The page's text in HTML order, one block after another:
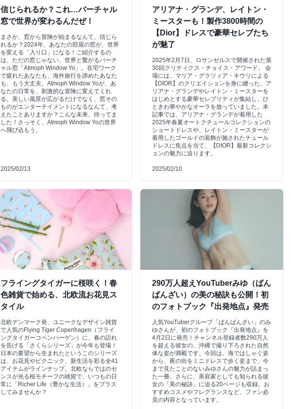
信じられるか？これ…バーチャル
窓で世界が変わるんだぜ！
まさか、窓から冒険が始まるなんて、信じら
れるか？2024年、あなたの部屋の窓が、世界
を変える「入り口」になる！ご紹介するの
は、ただの窓じゃない、世界と繋がるバーチ
ャル窓「Atmoph Window Yo」。在宅ワーク
で疲れたあなたも、海外旅行を諦めたあなた
も、もう大丈夫。Atmoph Window Yoが、あ
なたの日常を、刺激的な冒険に変えてくれ
る。美しい風景が広がるだけでなく、窓その
ものがエンターテイメントになるなんて、考
えたことありますか？こんな未来、待ってま
した！さっそく、Atmoph Window Yoの世界
へ飛び込もう。
2025/02/13
アリアナ・グランデ、レイトン・
ミースターも！製作3800時間の
【Dior】ドレスで豪華セレブたち
が魅了
2025年2月7日、ロサンゼルスで開催された第
30回クリティクス・チョイス・アワード。 会
場には、マリア・グラツィア・キウリによる
【DIOR】のクリエイションを身に纏った、ア
リアナ・グランデやレイトン・ミースターを
はじめとする豪華セレブリティが集結し、ひ
ときわ華やかなオーラを放っていました。本
記事では、アリアナ・グランデが着用した
2025年春夏オートクチュールコレクションの
ショートドレスや、レイトン・ミースターが
着用したゴールドの装飾が施されたチュール
ドレスに焦点を当て、【DIOR】最新コレクシ
ョンの魅力に迫ります。
2025/02/10
フライングタイガーに桜咲く！春
色雑貨で始める、北欧流お花見ス
タイル
北欧デンマーク発、ユニークなデザイン雑貨
で人気のFlying Tiger Copenhagen（フライ
ングタイガーコペンハーゲン）に、春の訪れ
を告げる「さくらシリーズ」が今年も登場！
日本の要望から生まれたというこのシリーズ
は、お花見やピクニック、新生活を彩る全41
アイテムがラインナップ。北欧ならではのセ
ンスが光る桜モチーフの雑貨で、いつもの日
常に「Richer Life（豊かな生活）」をプラス
してみませんか？
290万人超えYouTuberみゆ（ばん
ばんざい）の美の秘訣も公開！初
のフォトブック『出発地点』発売
人気YouTuberグループ「ばんばんざい」のみ
ゆさんが、初のフォトブック『出発地点』を
4月2日に発売！チャンネル登録者数290万人
を超える彼女の、沖縄で撮り下ろされた自然
体な姿が満載です。今回は、海ではしゃぐ姿
から、夜の街をミニドレスで歩く姿まで、今
まで見たことのないみゆさんの魅力が詰まっ
た一冊。さらに、美容家としても知られる彼
女の「美の秘訣」に迫る20ページも収録。お
すすめコスメやフレグランスなど、ファン必
見の内容となっています。